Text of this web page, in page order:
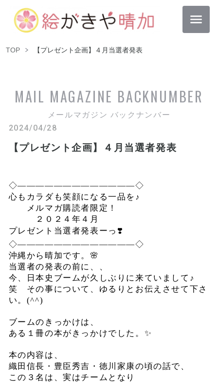
TOP 【プレゼント企画】４月当選者発表
MAIL MAGAZINE BACKNUMBER
メールマガジン バックナンバー
2024/04/28
【プレゼント企画】４月当選者発表
◇―――――――――――――◇
心もカラダも笑顔になる一品を♪
メルマガ購読者限定！
２０２４年４月
プレゼント当選者発表ーっ❣️
◇―――――――――――――◇
沖縄から晴加です。🌸
当選者の発表の前に、、
今、日本史ブームが久しぶりに来ていまして♪
笑 その事について、ゆるりとお伝えさせて下さ
い。(^^)
ブームのきっかけは、
ある１冊の本がきっかけでした。✨
本の内容は、
織田信長・豊臣秀吉・徳川家康の頃の話で、
この３名は、実はチームとなり